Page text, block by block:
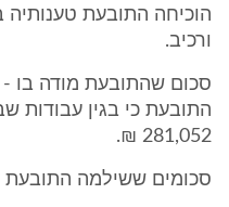
הוכיחה התובעת טענותיה
ורכיב.
סכום שהתובעת מודה בו -
התובעת כי בגין עבודות
281,052 ₪.
סכומים ששילמה התובעת